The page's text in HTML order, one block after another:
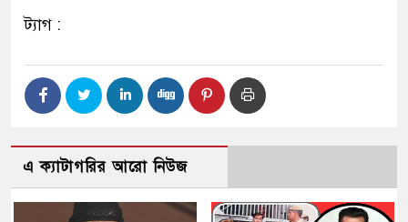
ট্যাগ :
এ ক্যাটাগরির আরো নিউজ